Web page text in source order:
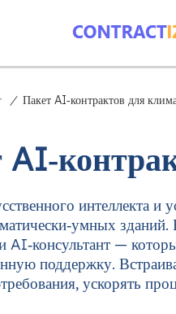
/ Пакет AI‑контрактов для
интеллекта и
AI‑консультант —
поддержку.
ускорять